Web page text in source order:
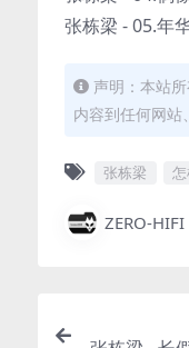
张栋梁 - 05.年
声明：本站
内容到任何网站
张栋梁
ZERO-HIFI